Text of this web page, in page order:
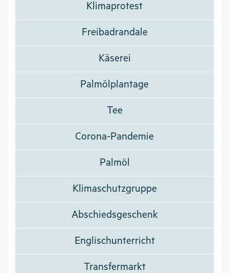
Klimaprotest
Freibadrandale
Käserei
Palmölplantage
Tee
Corona-Pandemie
Palmöl
Klimaschutzgruppe
Abschiedsgeschenk
Englischunterricht
Transfermarkt